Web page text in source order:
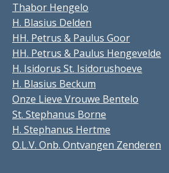
Thabor Hengelo
H. Blasius Delden
HH. Petrus & Paulus Goor
HH. Petrus & Paulus Hengevelde
H. Isidorus St. Isidorushoeve
H. Blasius Beckum
Onze Lieve Vrouwe Bentelo
St. Stephanus Borne
H. Stephanus Hertme
O.L.V. Onb. Ontvangen Zenderen